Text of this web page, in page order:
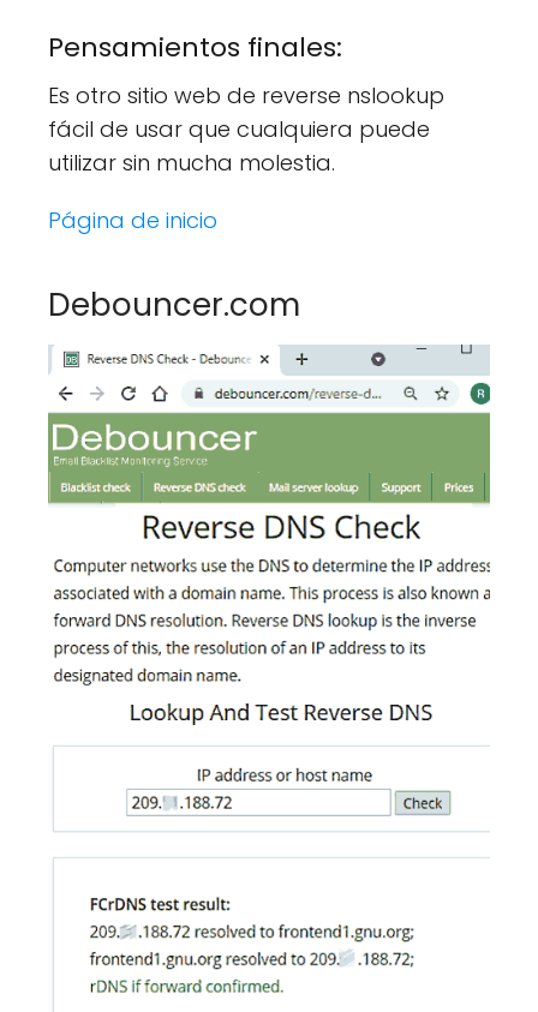
Pensamientos finales:
Es otro sitio web de reverse nslookup
fácil de usar que cualquiera puede
utilizar sin mucha molestia.
Página de inicio
Debouncer.com